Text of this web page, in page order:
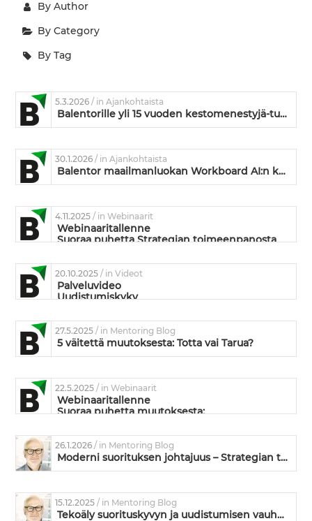
By Author
By Category
By Tag
5.3.2026/ in Ajankohtaista
Balentorille yli 15 vuoden kestomenestyjä-tunnustus
30.1.2026/ in Ajankohtaista
Balentor maailmanluokan Workboard AI:n kumppaniksi
4.11.2025/ in Webinaarit
Webinaaritallenne
Suoraa puhetta Strategian toimeenpanosta
20.10.2025/ in Videot
Palveluvideo
Uudistumiskyky
27.5.2025/ in Mentoring Blog
5 väitettä muutoksesta: Totta vai Tarua?
22.5.2025/ in Webinaarit
Webinaaritallenne
Suoraa puhetta muutoksesta:
26.1.2026/ in Mentoring Blog
Moderni suorituksen johtajuus – Strategian toimeenpanoa ja kyvykkyyden kehittämistä
15.12.2025/ in Mentoring Blog
Tekoäly suorituskyvyn ja uudistumisen vauhdittajana